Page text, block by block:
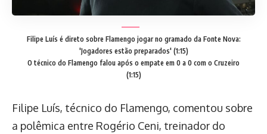
Filipe Luís é direto sobre Flamengo jogar no gramado da Fonte Nova:
'Jogadores estão preparados' (1:15)
O técnico do Flamengo falou após o empate em 0 a 0 com o Cruzeiro
(1:15)
Filipe Luís, técnico do Flamengo, comentou sobre
a polêmica entre Rogério Ceni, treinador do